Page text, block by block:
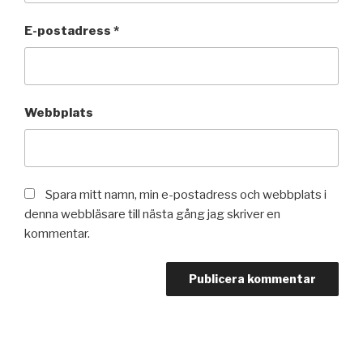
E-postadress *
Webbplats
Spara mitt namn, min e-postadress och webbplats i
denna webbläsare till nästa gång jag skriver en
kommentar.